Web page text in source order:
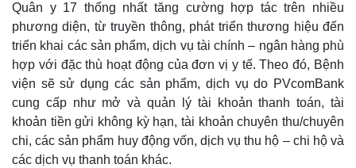
Quân y 17 thống nhất tăng cường hợp tác trên nhiều
phương diện, từ truyền thông, phát triển thương hiệu đến
triển khai các sản phẩm, dịch vụ tài chính – ngân hàng phù
hợp với đặc thù hoạt động của đơn vị y tế. Theo đó, Bệnh
viện sẽ sử dụng các sản phẩm, dịch vụ do PVcomBank
cung cấp như mở và quản lý tài khoản thanh toán, tài
khoản tiền gửi không kỳ hạn, tài khoản chuyên thu/chuyên
chi, các sản phẩm huy động vốn, dịch vụ thu hộ – chi hộ và
các dịch vụ thanh toán khác.